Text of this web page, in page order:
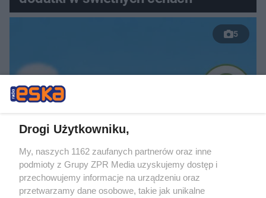
5
TEST OSOBOWOŚCI
Psychotest. Wybierz jeden kwiat i
sprawdź, jaki masz typ osobowości
Drogi Użytkowniku,
My, naszych 1162 zaufanych partnerów oraz inne
podmioty z Grupy ZPR Media uzyskujemy dostęp i
przechowujemy informacje na urządzeniu oraz
przetwarzamy dane osobowe, takie jak unikalne